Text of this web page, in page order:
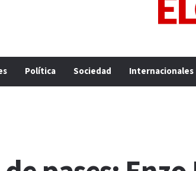
Política Sociedad Internacionales